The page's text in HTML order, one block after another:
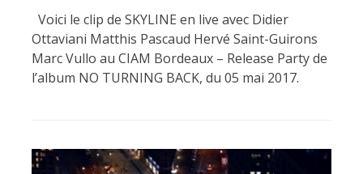
Voici le clip de SKYLINE en live avec Didier
Ottaviani Matthis Pascaud Hervé Saint-Guirons
Marc Vullo au CIAM Bordeaux – Release Party de
l’album NO TURNING BACK, du 05 mai 2017.